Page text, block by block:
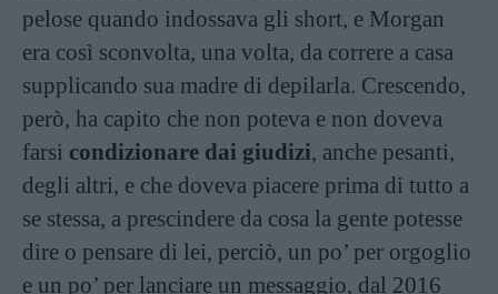
pelose quando indossava gli short, e Morgan
era così sconvolta, una volta, da correre a casa
supplicando sua madre di depilarla. Crescendo,
però, ha capito che non poteva e non doveva
farsi condizionare dai giudizi, anche pesanti,
degli altri, e che doveva piacere prima di tutto a
se stessa, a prescindere da cosa la gente potesse
dire o pensare di lei, perciò, un po’ per orgoglio
e un po’ per lanciare un messaggio, dal 2016